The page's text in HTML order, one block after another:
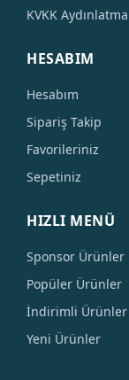
KVKK Aydınlatma
HESABIM
Hesabım
Sipariş Takip
Favorileriniz
Sepetiniz
HIZLI MENÜ
Sponsor Ürünler
Popüler Ürünler
İndirimli Ürünler
Yeni Ürünler